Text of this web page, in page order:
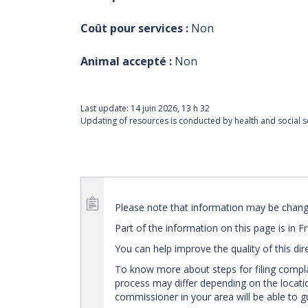
Coût pour services : Non
Animal accepté : Non
Last update: 14 juin 2026, 13 h 32
Updating of resources is conducted by health and social
Please note that information may be
Part of the information on this page is in
You can help improve the quality of this
To know more about steps for filing
process may differ depending on the
commissioner in your area will be able to